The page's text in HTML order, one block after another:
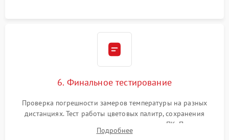
6. Финальное тестирование
Проверка погрешности замеров температуры на разных
дистанциях. Тест работы цветовых палитр, сохранения
термограмм в память и передачи данных на ПК. Проверка
автономности работы и итоговый контроль качества.
Подробнее